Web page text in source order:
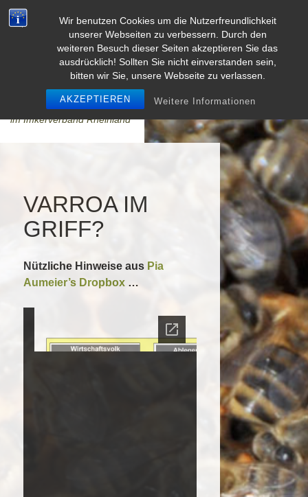
Wir benutzen Cookies um die Nutzerfreundlichkeit
unserer Webseiten zu verbessern. Durch den
weiteren Besuch dieser Seiten akzeptieren Sie das
ausdrücklich! Sollten Sie nicht einverstanden sein,
bitten wir Sie, unsere Webseite zu verlassen.
AKZEPTIEREN Weitere Informationen
Zum Inhalt springen
IMKERVERBAND
BITBURG
im Imkerverband Rheinland
Suchen
ZUM INHALT SPRINGEN
VARROA IM
GRIFF?
Nützliche Hinweise aus Pia
Aumeier’s Dropbox …